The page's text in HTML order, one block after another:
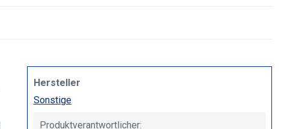
Hersteller
Sonstige
Produktverantwortlicher: